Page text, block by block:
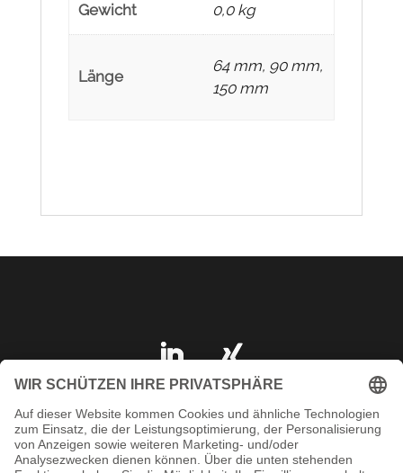
Gewicht 0,0 kg
Länge
64 mm, 90 mm,
150 mm
IMPRESSUM
DATENSCHUTZ